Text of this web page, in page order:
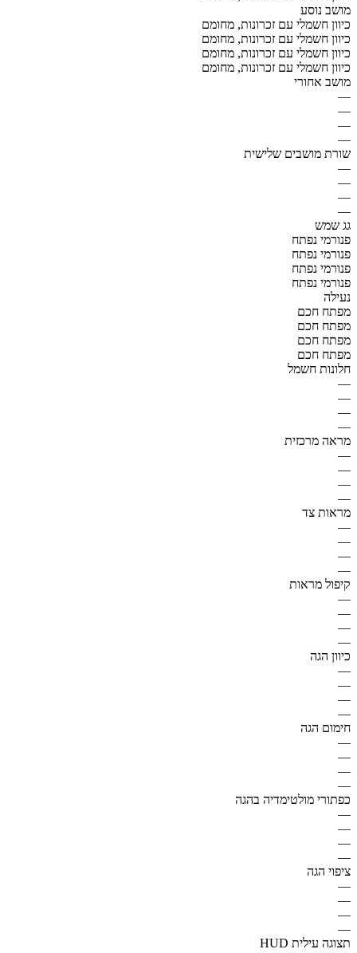
מושב נוסע
כיוון חשמלי עם זכרונות, מחומם
כיוון חשמלי עם זכרונות, מחומם
כיוון חשמלי עם זכרונות, מחומם
כיוון חשמלי עם זכרונות, מחומם
מושב אחורי
—
—
—
—
שורת מושבים שלישית
—
—
—
—
גג שמש
פנורמי נפתח
פנורמי נפתח
פנורמי נפתח
פנורמי נפתח
נעילה
מפתח חכם
מפתח חכם
מפתח חכם
מפתח חכם
חלונות חשמל
—
—
—
—
מראה מרכזית
—
—
—
—
מראות צד
—
—
—
—
קיפול מראות
—
—
—
—
כיוון הגה
—
—
—
—
חימום הגה
—
—
—
—
כפתורי מולטימדיה בהגה
—
—
—
—
ציפוי הגה
—
—
—
—
תצוגה עילית HUD